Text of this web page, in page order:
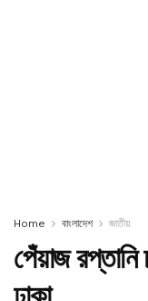
Home বাংলাদেশ জাতীয়
পেঁয়াজ রপ্তানি